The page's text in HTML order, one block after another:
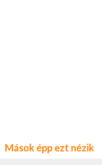
Mások épp ezt nézik